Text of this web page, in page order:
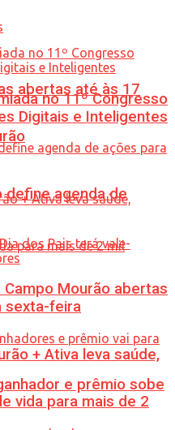
abertas até às 17
+ Ativa leva saúde,
vida para mais de 2
no 11º Congresso
Digitais e Inteligentes
define agenda de
Campo Mourão abertas
sexta-feira
e prêmio sobe